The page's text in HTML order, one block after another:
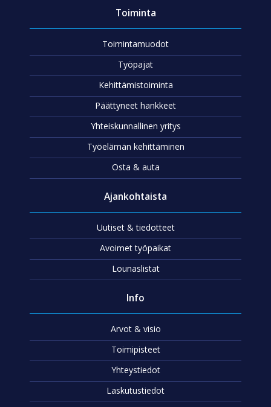
Toiminta
Toimintamuodot
Työpajat
Kehittämistoiminta
Päättyneet hankkeet
Yhteiskunnallinen yritys
Työelämän kehittäminen
Osta & auta
Ajankohtaista
Uutiset & tiedotteet
Avoimet työpaikat
Lounaslistat
Info
Arvot & visio
Toimipisteet
Yhteystiedot
Laskutustiedot